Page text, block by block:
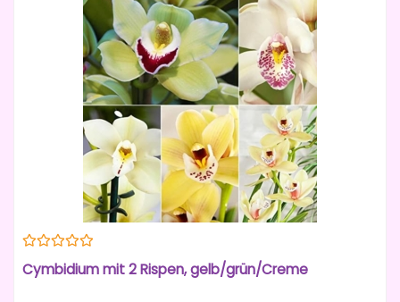
Cymbidium mit 2 Rispen, gelb/grün/Creme